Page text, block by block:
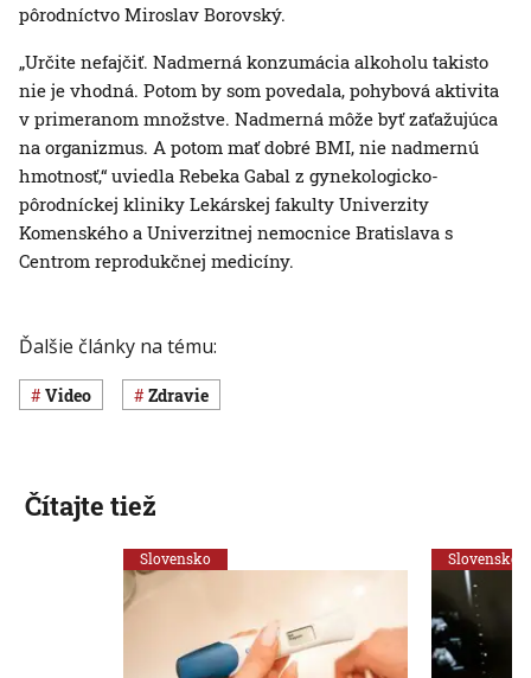
pôrodníctvo Miroslav Borovský.
„Určite nefajčiť. Nadmerná konzumácia alkoholu takisto
nie je vhodná. Potom by som povedala, pohybová aktivita
v primeranom množstve. Nadmerná môže byť zaťažujúca
na organizmus. A potom mať dobré BMI, nie nadmernú
hmotnosť,“ uviedla Rebeka Gabal z gynekologicko-
pôrodníckej kliniky Lekárskej fakulty Univerzity
Komenského a Univerzitnej nemocnice Bratislava s
Centrom reprodukčnej medicíny.
Ďalšie články na tému:
Video Zdravie
Čítajte tiež
Slovensko Slovensko